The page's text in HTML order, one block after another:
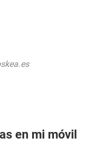
en mi móvil